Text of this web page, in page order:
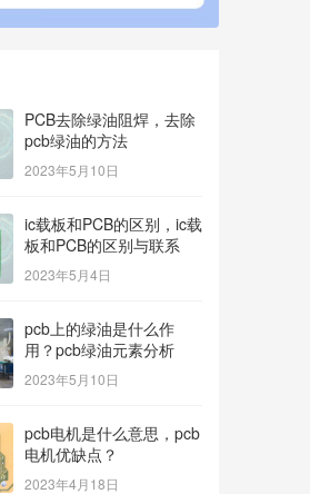
PCB去除绿油阻焊，去除
pcb绿油的方法
2023年5月10日
ic载板和PCB的区别，ic载
板和PCB的区别与联系
2023年5月4日
pcb上的绿油是什么作
用？pcb绿油元素分析
2023年5月10日
pcb电机是什么意思，pcb
电机优缺点？
2023年4月18日